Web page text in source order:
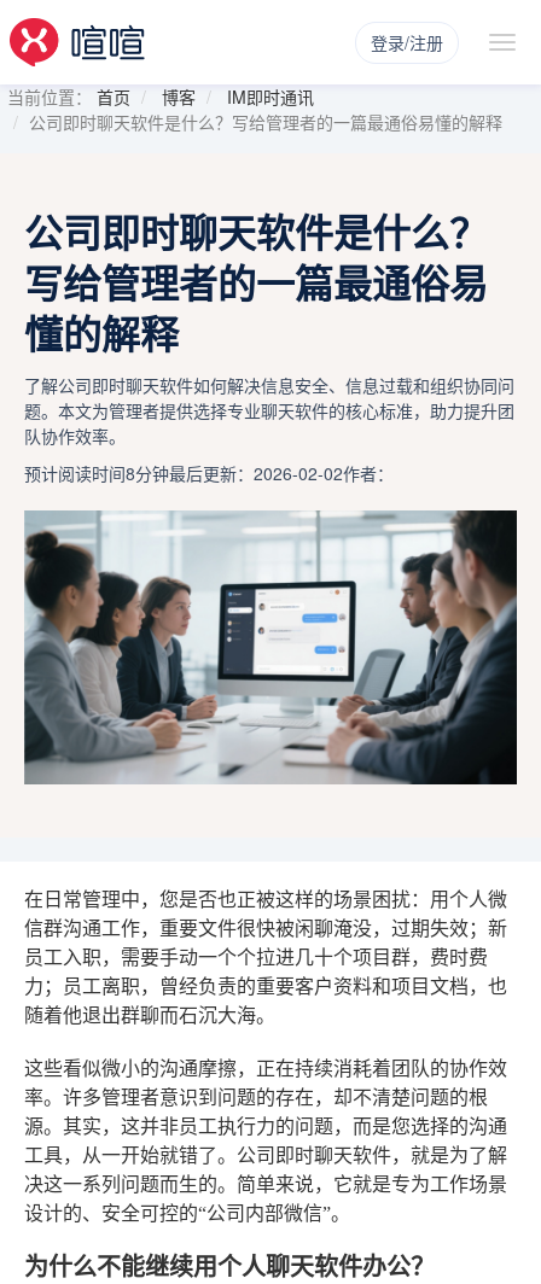
登录/注册
当前位置： 首页 博客
IM即时通讯
公司即时聊天软件是什么？写给管理者的一篇最通俗易懂的解释
公司即时聊天软件是什么？
写给管理者的一篇最通俗易
懂的解释
了解公司即时聊天软件如何解决信息安全、信息过载和组织协同问
题。本文为管理者提供选择专业聊天软件的核心标准，助力提升团
队协作效率。
预计阅读时间8分钟最后更新：2026-02-02作者：
在日常管理中，您是否也正被这样的场景困扰：用个人微
信群沟通工作，重要文件很快被闲聊淹没，过期失效；新
员工入职，需要手动一个个拉进几十个项目群，费时费
力；员工离职，曾经负责的重要客户资料和项目文档，也
随着他退出群聊而石沉大海。
这些看似微小的沟通摩擦，正在持续消耗着团队的协作效
率。许多管理者意识到问题的存在，却不清楚问题的根
源。其实，这并非员工执行力的问题，而是您选择的沟通
工具，从一开始就错了。公司即时聊天软件，就是为了解
决这一系列问题而生的。简单来说，它就是专为工作场景
设计的、安全可控的“公司内部微信”。
为什么不能继续用个人聊天软件办公？